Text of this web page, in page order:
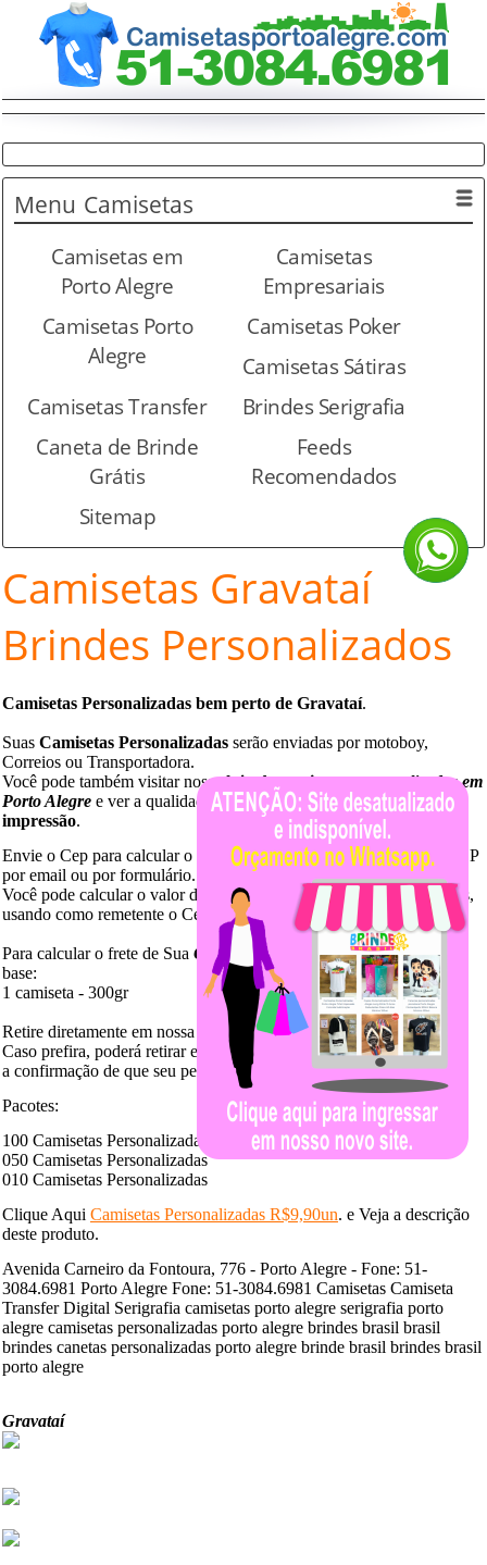
Menu Camisetas
Camisetas em
Porto Alegre
Camisetas
Empresariais
Camisetas Porto
Alegre
Camisetas Poker
Camisetas Sátiras
Camisetas Transfer
Brindes Serigrafia
Caneta de Brinde
Grátis
Feeds
Recomendados
Sitemap
Camisetas Gravataí
Brindes Personalizados
Camisetas Personalizadas bem perto de Gravataí.
Suas Camisetas Personalizadas serão enviadas por motoboy,
Correios ou Transportadora.
Você pode também visitar nossaloja de camisetaspersonalizadas em
Porto Alegre e ver a qualidade de nossas malhas equalidade de
impressão.
Envie o Cep para calcular o valor de frete. Você pode enviar seu CEP
por email ou por formulário.
Você pode calcular o valor do frete, diretamente no site dos Correios,
usando como remetente o Cep 91040
Para calcular o frete de Sua Camiseta Personalizada use peso como
base:
1 camiseta - 300gr
Retire diretamente em nossa loja suasCamisetas Personalizadas
Caso prefira, poderá retirar em nossa loja assim que receber
a confirmação de que seu pedido está pronto.
Pacotes:
100 Camisetas Personalizadas
050 Camisetas Personalizadas
010 Camisetas Personalizadas
Clique Aqui Camisetas Personalizadas R$9,90un. e Veja a descrição
deste produto.
Avenida Carneiro da Fontoura, 776 - Porto Alegre - Fone: 51-
3084.6981 Porto Alegre Fone: 51-3084.6981 Camisetas Camiseta
Transfer Digital Serigrafia camisetas porto alegre serigrafia porto
alegre camisetas personalizadas porto alegre brindes brasil brasil
brindes canetas personalizadas porto alegre brinde brasil brindes brasil
porto alegre
Gravataí